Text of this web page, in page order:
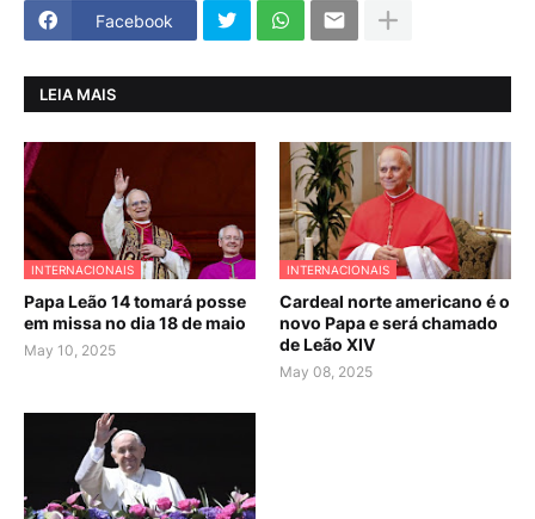
Facebook
LEIA MAIS
INTERNACIONAIS
Papa Leão 14 tomará posse
em missa no dia 18 de maio
May 10, 2025
INTERNACIONAIS
Cardeal norte americano é o
novo Papa e será chamado
de Leão XIV
May 08, 2025